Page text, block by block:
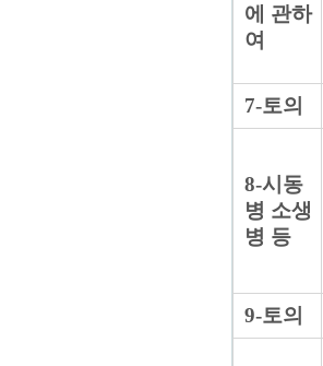
에 관하
여
7-토의
8-시동
병 소생
병 등
9-토의